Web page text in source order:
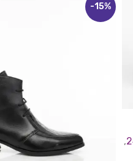
,
-15%